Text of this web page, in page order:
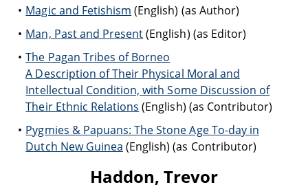
Magic and Fetishism (English) (as Author)
Man, Past and Present(English) (as Editor)
The Pagan Tribes of Borneo
A Description of Their Physical Moral and
Intellectual Condition, with Some Discussion of
Their Ethnic Relations (English) (as Contributor)
Pygmies & Papuans: The Stone Age To-day in
Dutch New Guinea (English) (as Contributor)
Haddon, Trevor